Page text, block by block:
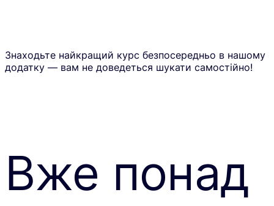
Знаходьте найкращий курс безпосередньо в нашому
додатку — вам не доведеться шукати самостійно!
Вже понад